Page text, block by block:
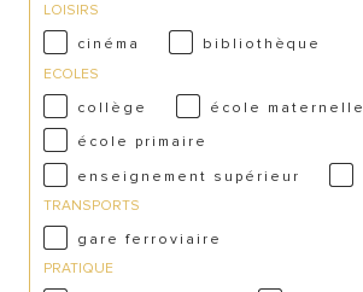
LOISIRS
cinéma
bibliothèque
ECOLES
collège
école maternelle
école primaire
enseignement supérieur
TRANSPORTS
gare ferroviaire
PRATIQUE